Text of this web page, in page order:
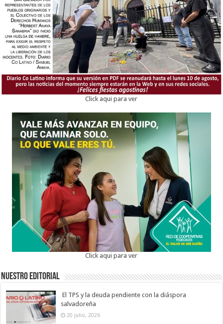
Click aqui para ver
Click aqui para ver
Nuestro Editorial
El TPS y la deuda pendiente con la diáspora
salvadoreña
20 julio, 2026